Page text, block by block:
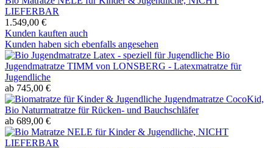
LIEFERBAR
1.549,00 €
Kunden kauften auch
Kunden haben sich ebenfalls angesehen
Bio
Jugendmatratze TIMM von LONSBERG - Latexmatratze für
Jugendliche
ab 745,00 €
Jugendmatratze CocoKid,
Bio Naturmatratze für Rücken- und Bauchschläfer
ab 689,00 €